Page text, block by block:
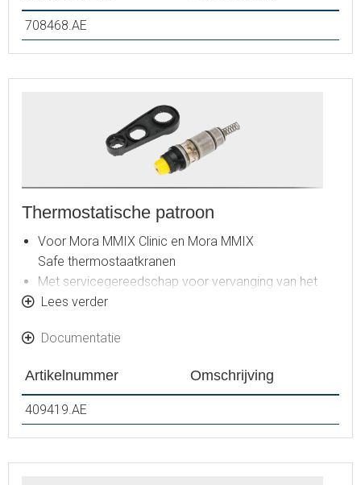
708468.AE
Thermostatische patroon
Voor Mora MMIX Clinic en Mora MMIX
Safe thermostaatkranen
Met servicegereedschap voor vervanging van het
patroon
Lees verder
Documentatie
Artikelnummer Omschrijving
409419.AE